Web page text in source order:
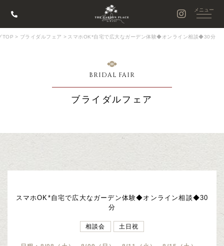
TOP > ブライダルフェア > スマホOK*自宅で広大なガーデン体験◆オンライン相談◆30分
BRIDAL FAIR
ブライダルフェア
スマホOK*自宅で広大なガーデン体験◆オンライン相談◆30
分
相談会 土日祝